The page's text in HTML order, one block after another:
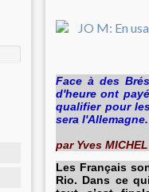
Face à des
d'heure ont
qualifier pour
sera l'Allemagne.
par Yves MICHEL
Les Français
Rio. Dans ce